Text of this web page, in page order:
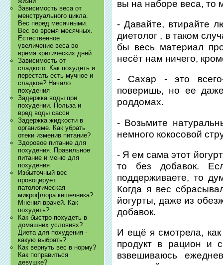
Зависимость веса от
менструального цикла.
Вес перед месячными.
Вес во время месячных.
Естественное
увеличение веса во
время критических дней.
Зависимость от
сладкого. Как похудеть и
перестать есть мучное и
сладкое? Начало
похудения
Задержка воды при
похудении. Польза и
вред воды сасси
Задержка жидкости в
организме. Как убрать
отеки изменив питание?
Здоровое питание для
похудения. Правильное
питание и меню для
похудения
Избыточный вес
провоцирует
патологическая
микрофлора кишечника?
Мнения врачей. Как
похудеть?
Как быстро похудеть в
домашних условиях?
Диета для похудения -
какую выбрать?
Как вернуть вес в норму?
Как поправиться
девушке?
вы на наборе веса, то
- Давайте, втирайте
диетолог , в таком
бы весь материал
несёт нам ничего,
- Сахар - это всего-
поверишь, но ее
роддомах.
- Возьмите
немного кокосовой
- Я ем сама этот
то без добавок.
поддерживаете, то
Когда я вес
йогурты, даже из
добавок.
И ещё я смотрела,
продукт в рацион и
взвешиваюсь